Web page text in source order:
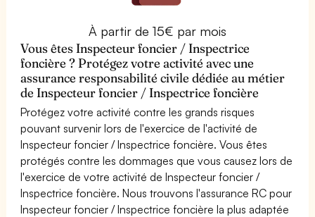
À partir de 15€ par mois
Vous êtes Inspecteur foncier / Inspectrice
foncière ? Protégez votre activité avec une
assurance responsabilité civile dédiée au métier
de Inspecteur foncier / Inspectrice foncière
Protégez votre activité contre les grands risques
pouvant survenir lors de l'exercice de l'activité de
Inspecteur foncier / Inspectrice foncière. Vous êtes
protégés contre les dommages que vous causez lors de
l'exercice de votre activité de Inspecteur foncier /
Inspectrice foncière. Nous trouvons l'assurance RC pour
Inspecteur foncier / Inspectrice foncière la plus adaptée